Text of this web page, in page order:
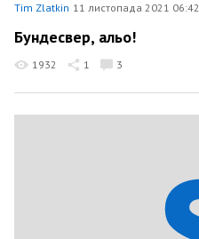
Tim Zlatkin 11 листопада 2021 06:42
Бундесвер, альо!
1932 1 3